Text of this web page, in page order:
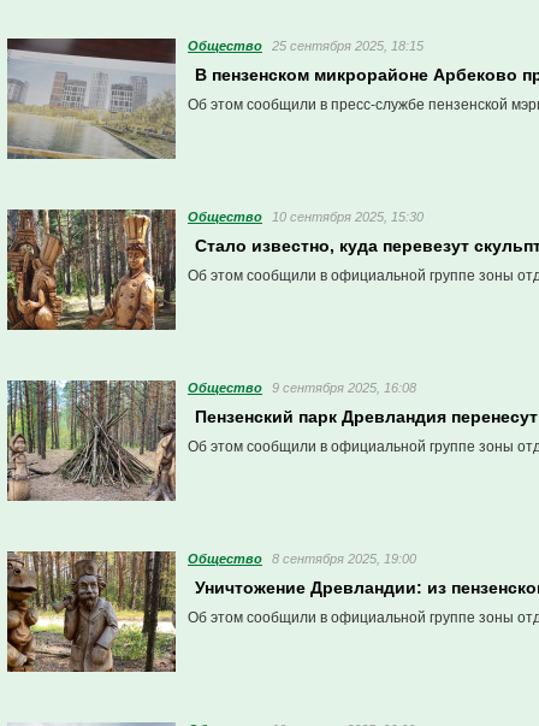
Общество 25 сентября 2025, 18:15
В пензенском микрорайоне Арбеково
Об этом сообщили в пресс-службе пензенской
Общество 10 сентября 2025, 15:30
Стало известно, куда перевезут
Об этом сообщили в официальной группе зоны
Общество 9 сентября 2025, 16:08
Пензенский парк Древландия
Об этом сообщили в официальной группе зоны
Общество 8 сентября 2025, 19:00
Уничтожение Древландии: из
Об этом сообщили в официальной группе зоны